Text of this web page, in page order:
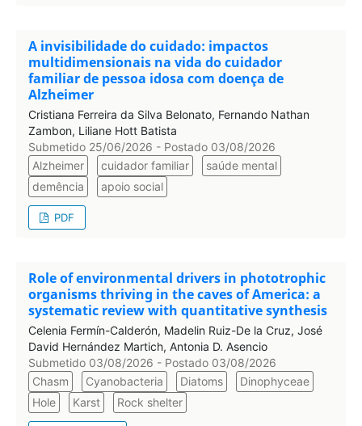
A invisibilidade do cuidado: impactos
multidimensionais na vida do cuidador
familiar de pessoa idosa com doença de
Alzheimer
Cristiana Ferreira da Silva Belonato, Fernando Nathan
Zambon, Liliane Hott Batista
Submetido 25/06/2026 - Postado 03/08/2026
Alzheimer
cuidador familiar
saúde mental
demência
apoio social
PDF
Role of environmental drivers in phototrophic
organisms thriving in the caves of America: a
systematic review with quantitative synthesis
Celenia Fermín-Calderón, Madelin Ruiz-De la Cruz, José
David Hernández Martich, Antonia D. Asencio
Submetido 03/08/2026 - Postado 03/08/2026
Chasm
Cyanobacteria Diatoms
Dinophyceae
Hole
Karst Rock shelter